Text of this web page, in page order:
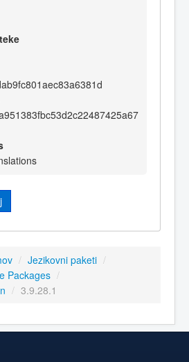
/ Jezikovni paketi /
Packages /
/ 3.9.28.1